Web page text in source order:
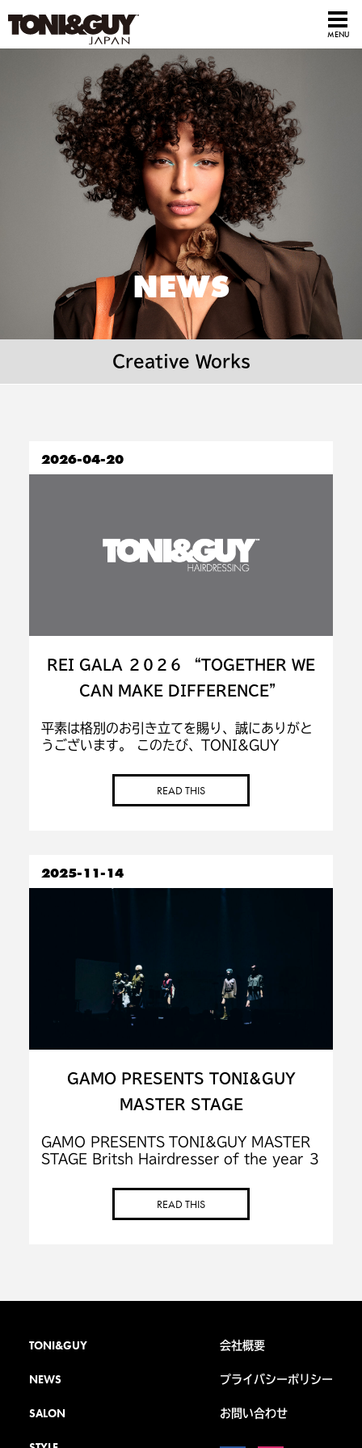
NEWS
Creative Works
2026-04-20
REI GALA ２０２６ “TOGETHER WE
CAN MAKE DIFFERENCE”
平素は格別のお引き立てを賜り、誠にありがと
うございます。 このたび、TONI&GUY
GALA２０２６チャリティーイベントに協賛し
た取り組みについてご報告いたします […]
READ THIS
2025-11-14
GAMO PRESENTS TONI&GUY
MASTER STAGE
GAMO PRESENTS TONI&GUY MASTER
STAGE Britsh Hairdresser of the year ３
Japan Hair […]
READ THIS
TONI&GUY
NEWS
SALON
会社概要
プライバシーポリシー
お問い合わせ